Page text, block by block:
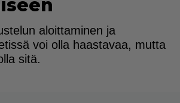
aloittaminen ja
voi olla haastavaa, mutta
sitä.